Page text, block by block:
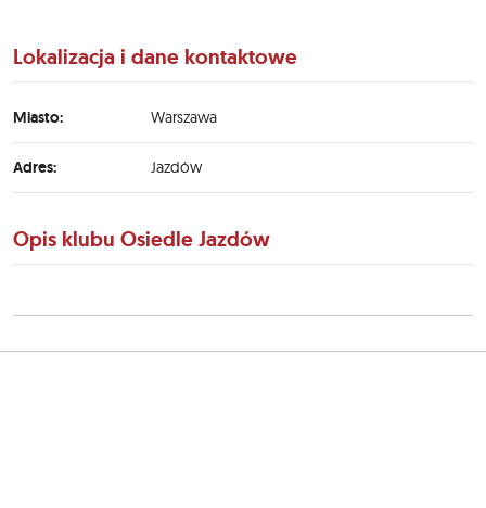
Lokalizacja i dane kontaktowe
Miasto: Warszawa
Adres: Jazdów
Opis klubu Osiedle Jazdów